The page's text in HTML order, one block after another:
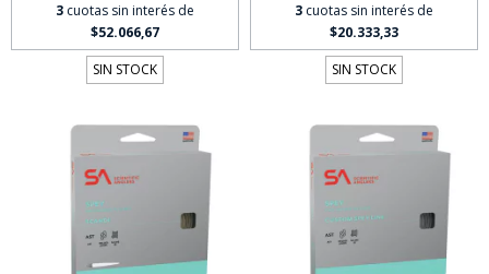
3 cuotas sin interés de
$52.066,67
SIN STOCK
3 cuotas sin interés de
$20.333,33
SIN STOCK